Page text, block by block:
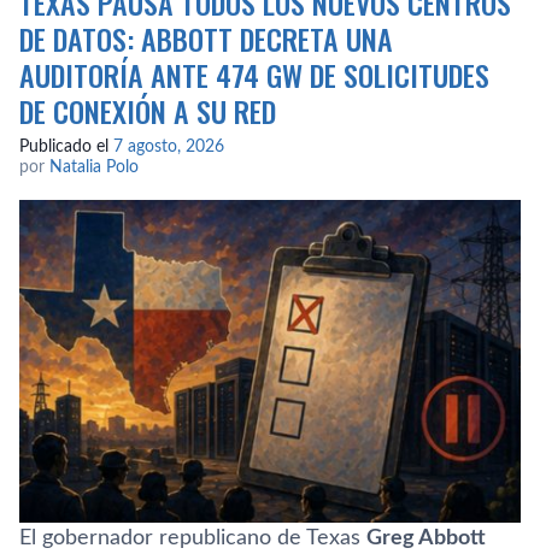
DE DATOS: ABBOTT DECRETA UNA
AUDITORÍA ANTE 474 GW DE SOLICITUDES
DE CONEXIÓN A SU RED
Publicado el
7 agosto, 2026
por Natalia Polo
El gobernador republicano de Texas Greg Abbott